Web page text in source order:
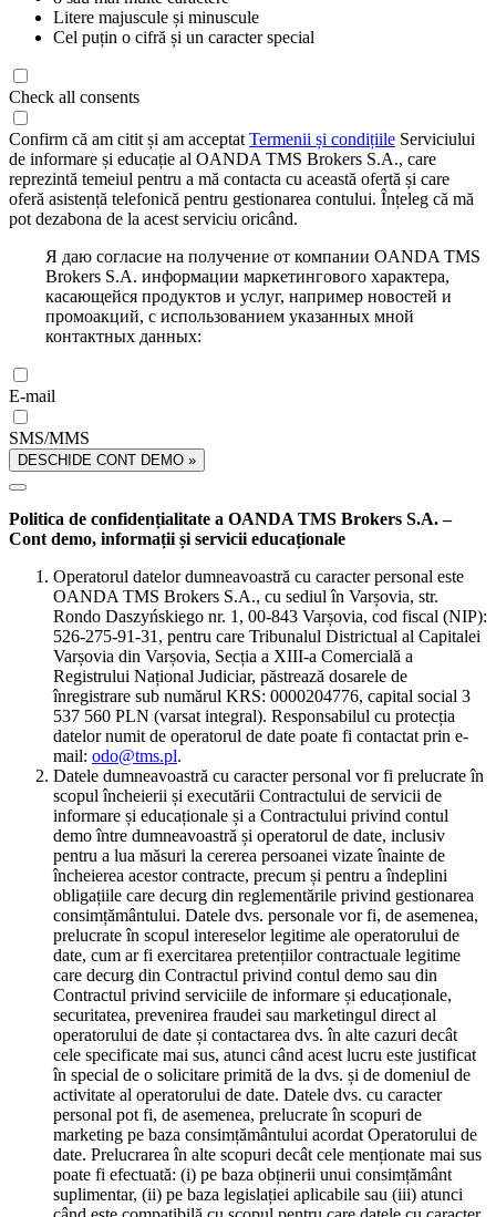
Litere majuscule și minuscule
Cel puțin o cifră și un caracter special
Check all consents
Confirm că am citit și am acceptat Termenii și condițiile Serviciului
de informare și educație al OANDA TMS Brokers S.A., care
reprezintă temeiul pentru a mă contacta cu această ofertă și care
oferă asistență telefonică pentru gestionarea contului. Înțeleg că mă
pot dezabona de la acest serviciu oricând.
Я даю согласие на получение от компании OANDA TMS
Brokers S.A. информации маркетингового характера,
касающейся продуктов и услуг, например новостей и
промоакций, с использованием указанных мной
контактных данных:
E-mail
SMS/MMS
DESCHIDE CONT DEMO »
Politica de confidențialitate a OANDA TMS Brokers S.A. –
Cont demo, informații și servicii educaționale
Operatorul datelor dumneavoastră cu caracter personal este
OANDA TMS Brokers S.A., cu sediul în Varșovia, str.
Rondo Daszyńskiego nr. 1, 00-843 Varșovia, cod fiscal (NIP):
526-275-91-31, pentru care Tribunalul Districtual al Capitalei
Varșovia din Varșovia, Secția a XIII-a Comercială a
Registrului Național Judiciar, păstrează dosarele de
înregistrare sub numărul KRS: 0000204776, capital social 3
537 560 PLN (varsat integral). Responsabilul cu protecția
datelor numit de operatorul de date poate fi contactat prin e-
mail: odo@tms.pl.
Datele dumneavoastră cu caracter personal vor fi prelucrate în
scopul încheierii și executării Contractului de servicii de
informare și educaționale și a Contractului privind contul
demo între dumneavoastră și operatorul de date, inclusiv
pentru a lua măsuri la cererea persoanei vizate înainte de
încheierea acestor contracte, precum și pentru a îndeplini
obligațiile care decurg din reglementările privind gestionarea
consimțământului. Datele dvs. personale vor fi, de asemenea,
prelucrate în scopul intereselor legitime ale operatorului de
date, cum ar fi exercitarea pretențiilor contractuale legitime
care decurg din Contractul privind contul demo sau din
Contractul privind serviciile de informare și educaționale,
securitatea, prevenirea fraudei sau marketingul direct al
operatorului de date și contactarea dvs. în alte cazuri decât
cele specificate mai sus, atunci când acest lucru este justificat
în special de o solicitare primită de la dvs. și de domeniul de
activitate al operatorului de date. Datele dvs. cu caracter
personal pot fi, de asemenea, prelucrate în scopuri de
marketing pe baza consimțământului acordat Operatorului de
date. Prelucrarea în alte scopuri decât cele menționate mai sus
poate fi efectuată: (i) pe baza obținerii unui consimțământ
suplimentar, (ii) pe baza legislației aplicabile sau (iii) atunci